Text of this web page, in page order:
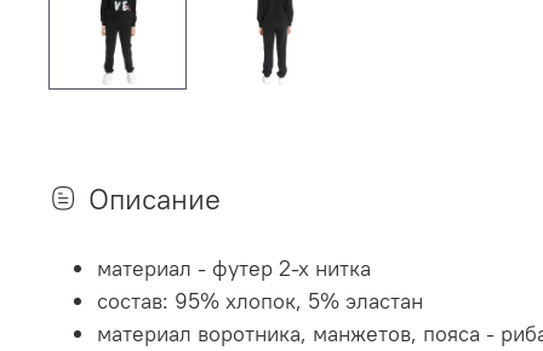
Описание
материал - футер 2-х нитка
состав: 95% хлопок, 5% эластан
материал воротника, манжетов, пояса -